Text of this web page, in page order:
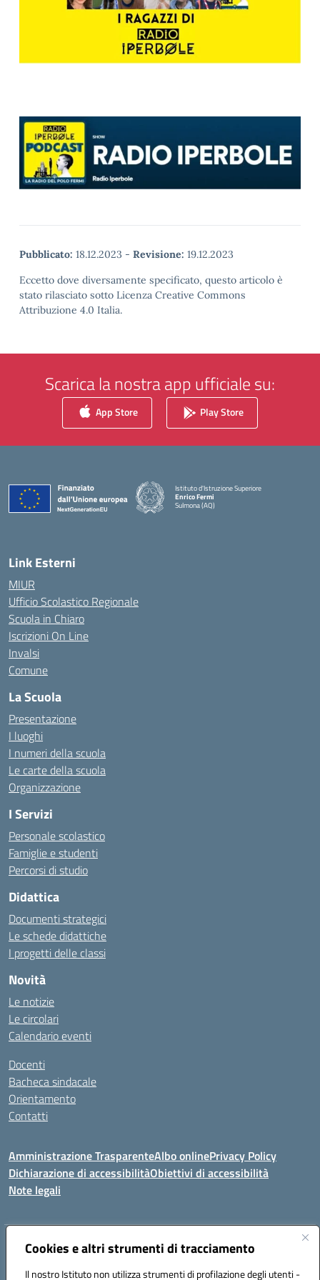
Cookies e altri strumenti di tracciamento
Il nostro Istituto non utilizza strumenti di profilazione degli utenti -
Pubblicato: 18.12.2023 - Revisione: 19.12.2023
Eccetto dove diversamente specificato, questo articolo è
stato rilasciato sotto Licenza Creative Commons
Attribuzione 4.0 Italia.
Scarica la nostra app ufficiale su:
App Store Play Store
Istituto d'Istruzione Superiore
Enrico Fermi
Sulmona (AQ)
Link Esterni
MIUR
Ufficio Scolastico Regionale
Scuola in Chiaro
Iscrizioni On Line
Invalsi
Comune
La Scuola
Presentazione
I luoghi
I numeri della scuola
Le carte della scuola
Organizzazione
I Servizi
Personale scolastico
Famiglie e studenti
Percorsi di studio
Didattica
Documenti strategici
Le schede didattiche
I progetti delle classi
Novità
Le notizie
Le circolari
Calendario eventi
Docenti
Bacheca sindacale
Orientamento
Contatti
Amministrazione TrasparenteAlbo onlinePrivacy Policy
Dichiarazione di accessibilitàObiettivi di accessibilità
Note legali
Indirizzo:Viale P. Togliatti snc 67039 Sulmona (AQ)
Posta elettronica certificata (PEC):aqis01900g@pec.istruzione.it